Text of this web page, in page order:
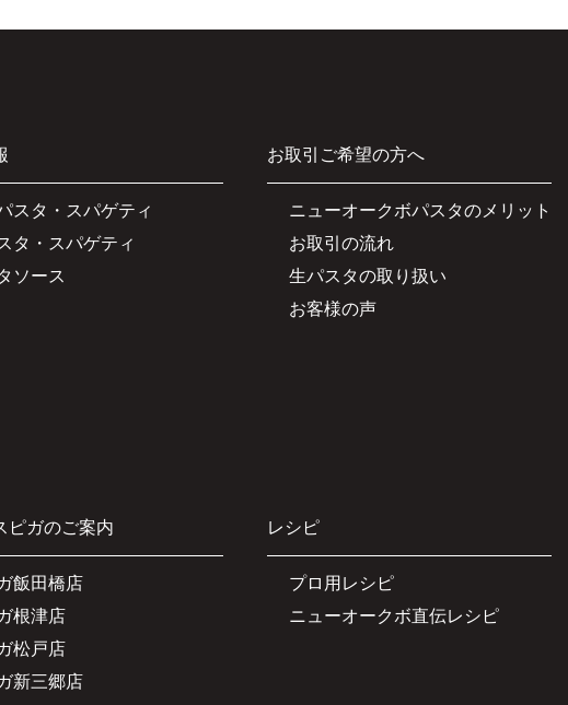
スタ・スパゲティ
タ・スパゲティ
ソース
お取引ご希望の方へ
ニューオークボパスタのメリット
お取引の流れ
生パスタの取り扱い
お客様の声
ピガのご案内
飯田橋店
根津店
松戸店
新三郷店
レシピ
プロ用レシピ
ニューオークボ直伝レシピ